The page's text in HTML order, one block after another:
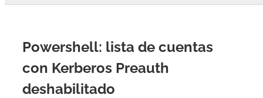
Powershell: lista de cuentas
con Kerberos Preauth
deshabilitado